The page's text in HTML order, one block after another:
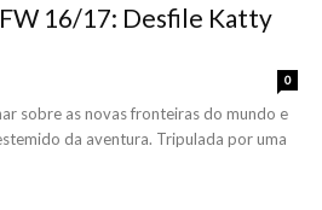
16/17: Desfile Katty
0
sobre as novas fronteiras do mundo e
da aventura. Tripulada por uma